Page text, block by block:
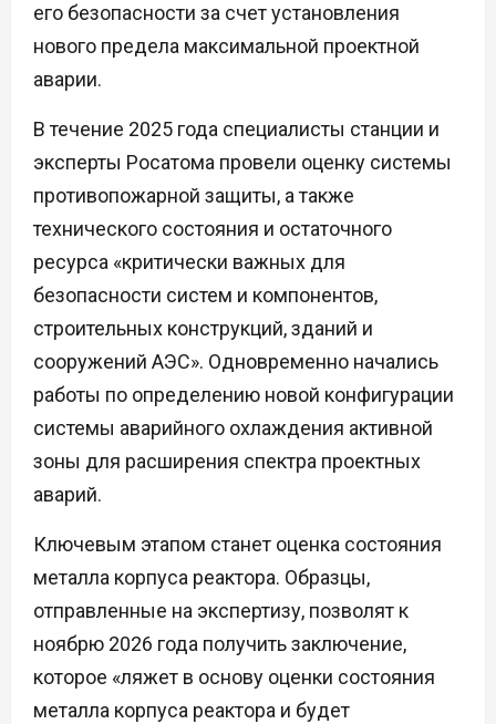
его безопасности за счет установления
нового предела максимальной проектной
аварии.
В течение 2025 года специалисты станции и
эксперты Росатома провели оценку системы
противопожарной защиты, а также
технического состояния и остаточного
ресурса «критически важных для
безопасности систем и компонентов,
строительных конструкций, зданий и
сооружений АЭС». Одновременно начались
работы по определению новой конфигурации
системы аварийного охлаждения активной
зоны для расширения спектра проектных
аварий.
Ключевым этапом станет оценка состояния
металла корпуса реактора. Образцы,
отправленные на экспертизу, позволят к
ноябрю 2026 года получить заключение,
которое «ляжет в основу оценки состояния
металла корпуса реактора и будет